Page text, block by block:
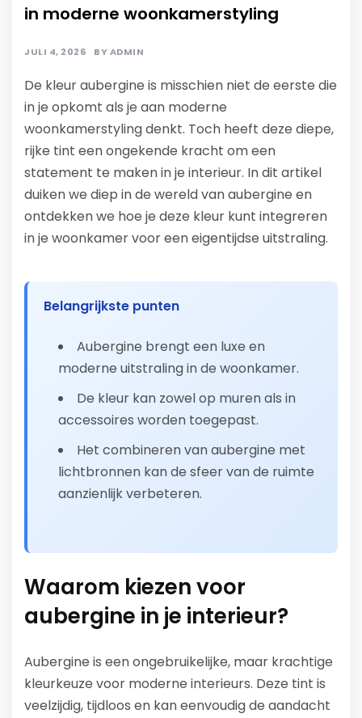
in moderne woonkamerstyling
JULI 4, 2026 BYADMIN
De kleur aubergine is misschien niet de eerste die
in je opkomt als je aan moderne
woonkamerstyling denkt. Toch heeft deze diepe,
rijke tint een ongekende kracht om een
statement te maken in je interieur. In dit artikel
duiken we diep in de wereld van aubergine en
ontdekken we hoe je deze kleur kunt integreren
in je woonkamer voor een eigentijdse uitstraling.
Belangrijkste punten
Aubergine brengt een luxe en
moderne uitstraling in de woonkamer.
De kleur kan zowel op muren als in
accessoires worden toegepast.
Het combineren van aubergine met
lichtbronnen kan de sfeer van de ruimte
aanzienlijk verbeteren.
Waarom kiezen voor
aubergine in je interieur?
Aubergine is een ongebruikelijke, maar krachtige
kleurkeuze voor moderne interieurs. Deze tint is
veelzijdig, tijdloos en kan eenvoudig de aandacht